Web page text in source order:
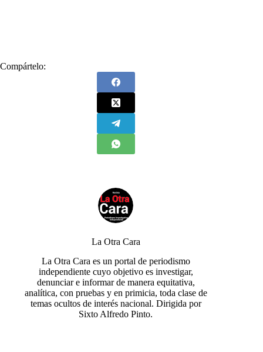
Compártelo:
La Otra Cara
La Otra Cara es un portal de periodismo
independiente cuyo objetivo es investigar,
denunciar e informar de manera equitativa,
analítica, con pruebas y en primicia, toda clase de
temas ocultos de interés nacional. Dirigida por
Sixto Alfredo Pinto.